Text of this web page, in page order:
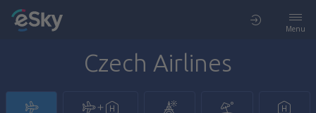
Menu
Czech Airlines